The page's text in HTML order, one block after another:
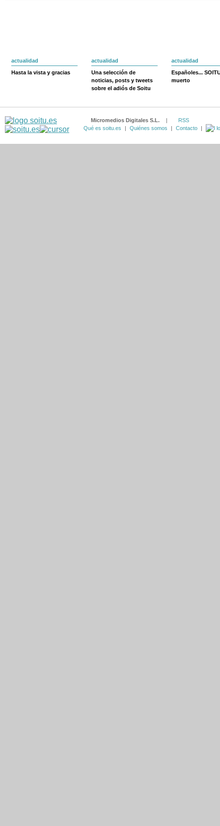
actualidad
Hasta la vista y gracias
actualidad
Una selección de
noticias, posts y tweets
sobre el adiós de Soitu
actualidad
Españoles...
muerto
Micromedios Digitales S.L. |
RSS
Qué es soitu.es
| Quiénes somos | Contacto |